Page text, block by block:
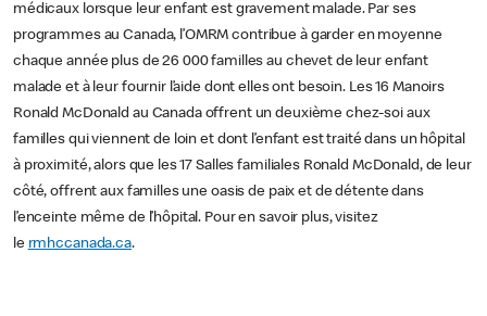
médicaux lorsque leur enfant est gravement malade. Par ses
programmes au Canada, l’OMRM contribue à garder en moyenne
chaque année plus de 26 000 familles au chevet de leur enfant
malade et à leur fournir l’aide dont elles ont besoin. Les 16 Manoirs
Ronald McDonald au Canada offrent un deuxième chez-soi aux
familles qui viennent de loin et dont l’enfant est traité dans un hôpital
à proximité, alors que les 17 Salles familiales Ronald McDonald, de leur
côté, offrent aux familles une oasis de paix et de détente dans
l’enceinte même de l’hôpital. Pour en savoir plus, visitez
le rmhccanada.ca.